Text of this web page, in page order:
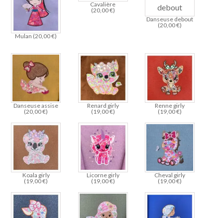
Mulan (20,00€)
Cavalière
(20,00€)
Danseuse debout
(20,00€)
Danseuse assise
(20,00€)
Renard girly
(19,00€)
Renne girly
(19,00€)
Koala girly
(19,00€)
Licorne girly
(19,00€)
Cheval girly
(19,00€)